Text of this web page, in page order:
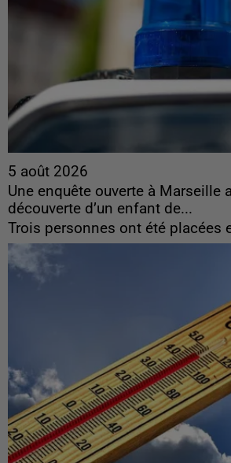
5 août 2026
Une enquête ouverte à Marseille
découverte d’un enfant de...
Trois personnes ont été placées